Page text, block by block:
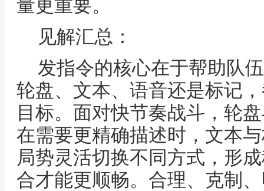
量更重要。
见解汇总：
发指令的核心在于帮助队
轮盘、文本、语音还是标记
目标。面对快节奏战斗，轮
在需要更精确描述时，文本
局势灵活切换不同方式，形
合才能更顺畅。合理、克制